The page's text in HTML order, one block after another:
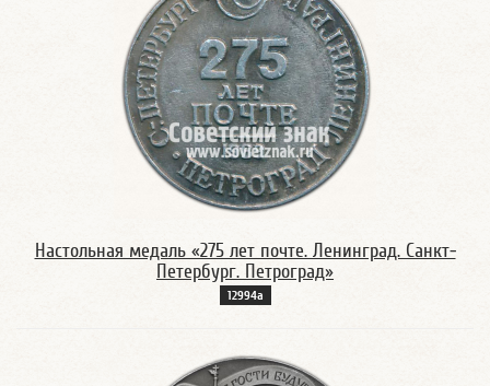
Настольная медаль «275 лет почте. Ленинград. Санкт-
Петербург. Петроград»
12994а